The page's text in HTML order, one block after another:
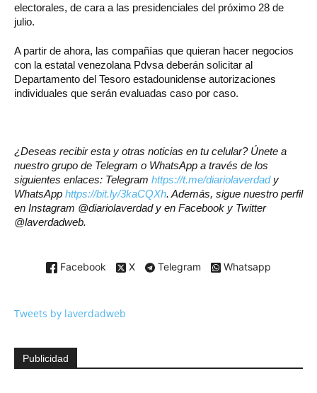
electorales, de cara a las presidenciales del próximo 28 de
julio.
A partir de ahora, las compañías que quieran hacer negocios
con la estatal venezolana Pdvsa deberán solicitar al
Departamento del Tesoro estadounidense autorizaciones
individuales que serán evaluadas caso por caso.
¿Deseas recibir esta y otras noticias en tu celular? Únete a
nuestro grupo de Telegram o WhatsApp a través de los
siguientes enlaces: Telegram https://t.me/diariolaverdady
WhatsApp https://bit.ly/3kaCQXh. Además, sigue nuestro perfil
en Instagram @diariolaverdad y en Facebook y Twitter
@laverdadweb.
Facebook X Telegram Whatsapp
Tweets by laverdadweb
Publicidad